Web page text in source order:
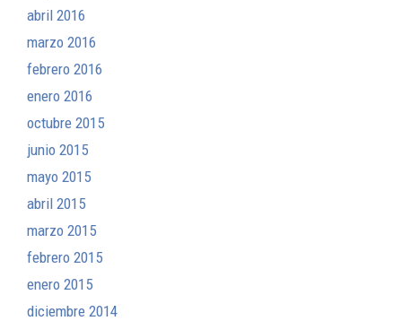
abril 2016
marzo 2016
febrero 2016
enero 2016
octubre 2015
junio 2015
mayo 2015
abril 2015
marzo 2015
febrero 2015
enero 2015
diciembre 2014